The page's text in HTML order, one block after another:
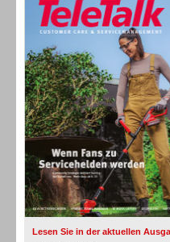
Lesen Sie in der aktuellen
TK- und ACD-Systeme